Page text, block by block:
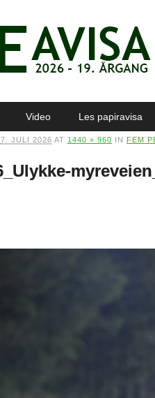
menu
Video Les papiravisa
7. JULI 2026 AT 1440 × 960 IN FEM